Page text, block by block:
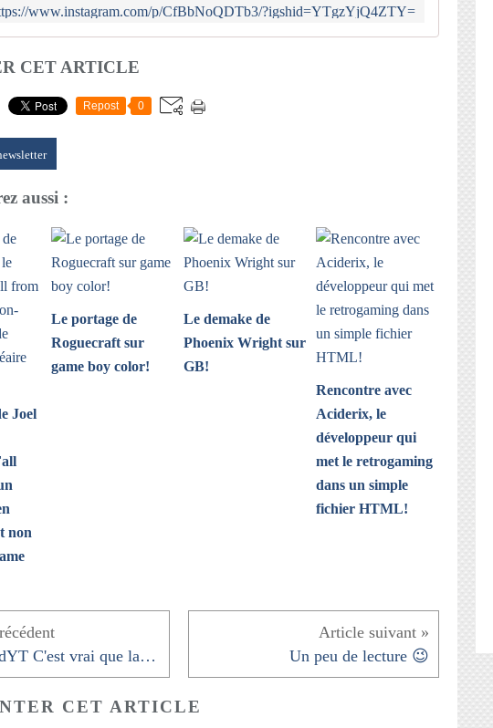
www.instagram.com/p/CfBbNoQDTb3/?igshid=YTgzYjQ4ZTY=
CET ARTICLE
Repost 0
aussi :
Joel
non
Le portage de
Roguecraft sur
game boy color!
Le demake de
Phoenix Wright sur
GB!
Rencontre avec
Aciderix, le
développeur qui
met le retrogaming
dans un simple
fichier HTML!
@MattProdYT C'est vrai que la boîte est... Un peu de lecture 😉
CET ARTICLE